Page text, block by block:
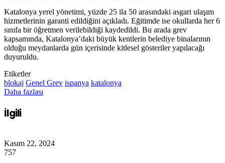
Katalonya yerel yönetimi, yüzde 25 ila 50 arasındaki asgari ulaşım
hizmetlerinin garanti edildiğini açıkladı. Eğitimde ise okullarda her 6
sınıfa bir öğretmen verilebildiği kaydedildi. Bu arada grev
kapsamında, Katalonya’daki büyük kentlerin belediye binalarının
olduğu meydanlarda gün içerisinde kitlesel gösteriler yapılacağı
duyuruldu.
Etiketler
blokaj Genel Grev ispanya katalonya
Daha fazlası
İlgili
Kasım 22, 2024
757